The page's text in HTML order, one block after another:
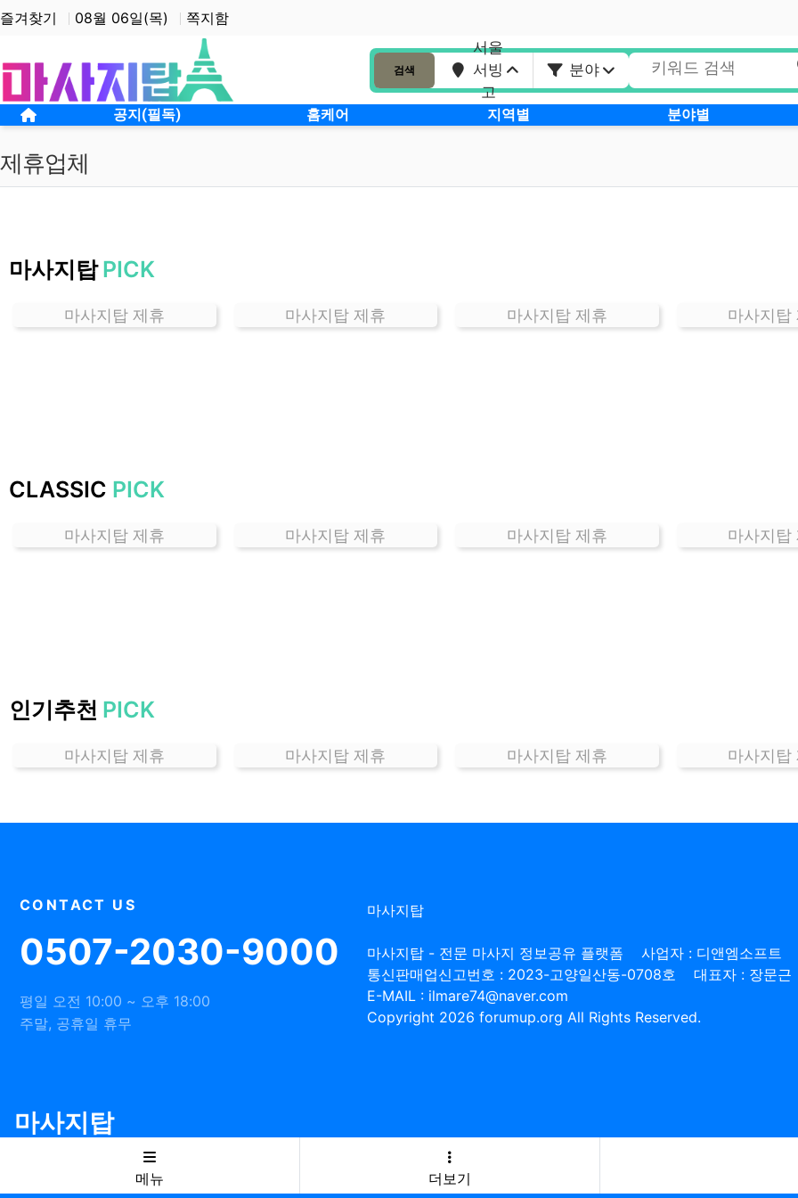
상단 네비
즐겨찾기 08월 06일(목) 쪽지함
검색
서울
서빙
고
분야
메인 메뉴 공지(필독) 홈케어 지역별 분야별
홈으로
제휴업체
서
치
할
마사지탑 PICK
마사지탑 제휴 마사지탑 제휴 마사지탑 제휴 마사지탑
CLASSIC PICK
마사지탑 제휴 마사지탑 제휴 마사지탑 제휴 마사지탑
인기추천 PICK
마사지탑 제휴 마사지탑 제휴 마사지탑 제휴 마사지탑
CONTACT US
0507-2030-9000
평일 오전 10:00 ~ 오후 18:00
주말, 공휴일 휴무
마사지탑
마사지탑 - 전문 마사지 정보공유 플랫폼
사업자 : 디앤엠소프트
통신판매업신고번호 : 2023-고양일산동-0708호
대표자 : 장문근
E-MAIL : ilmare74@naver.com
Copyright 2026 forumup.org All Rights Reserved.
마사지탑
메뉴
더보기